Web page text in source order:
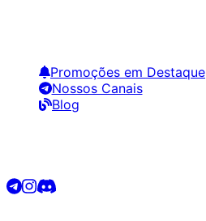
Promoções em Destaque
Nossos Canais
Blog